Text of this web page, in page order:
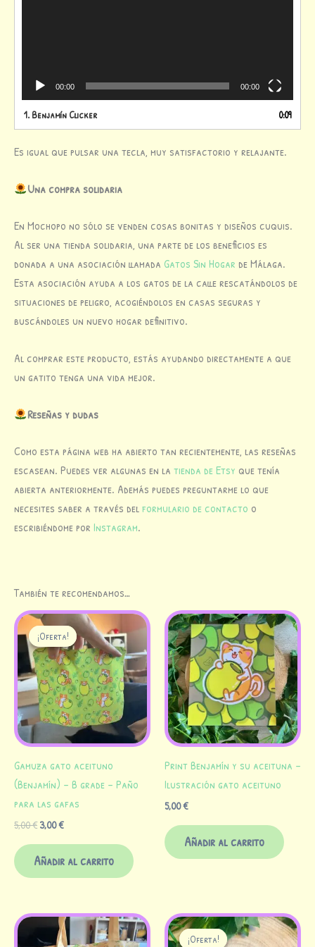
00:00 00:00
1. Benjamín Clicker 0:09
Es igual que pulsar una tecla, muy satisfactorio y relajante.
Una compra solidaria
En Mochopo no sólo se venden cosas bonitas y diseños cuquis.
Al ser una tienda solidaria, una parte de los beneficios es
donada a una asociación llamada Gatos Sin Hogar de Málaga.
Esta asociación ayuda a los gatos de la calle rescatándolos de
situaciones de peligro, acogiéndolos en casas seguras y
buscándoles un nuevo hogar definitivo.
Al comprar este producto, estás ayudando directamente a que
un gatito tenga una vida mejor.
Reseñas y dudas
Como esta página web ha abierto tan recientemente, las reseñas
escasean. Puedes ver algunas en la tienda de Etsy que tenía
abierta anteriormente. Además puedes preguntarme lo que
necesites saber a través delformulario de contacto o
escribiéndome por Instagram.
También te recomendamos…
¡Oferta!
¡Oferta!
Gamuza gato aceituno
(Benjamín) – B grade – Paño
para las gafas
5,00€
El
precio
original
era:
5,00 €.
3,00€
El
precio
actual
es:
3,00 €.
Añadir al carrito
Print Benjamín y su aceituna –
Ilustración gato aceituno
5,00€
Añadir al carrito
¡Oferta!
¡Oferta!
El
precio
El
precio